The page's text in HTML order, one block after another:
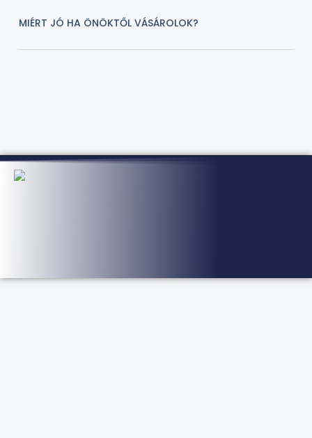
MIÉRT JÓ HA ÖNÖKTŐL VÁSÁROLOK?